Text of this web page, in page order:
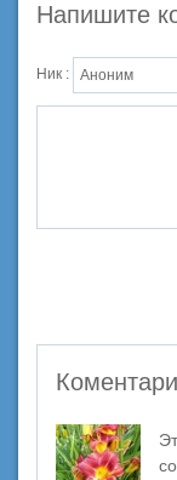
Напишите
Ник :